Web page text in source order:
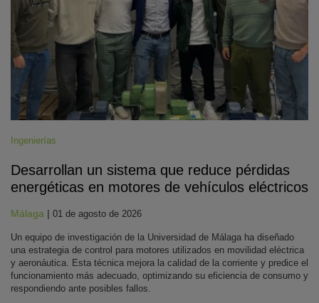
Ingenierías
Desarrollan un sistema que reduce pérdidas
energéticas en motores de vehículos eléctricos
Málaga | 01 de agosto de 2026
Un equipo de investigación de la Universidad de Málaga ha diseñado
una estrategia de control para motores utilizados en movilidad eléctrica
y aeronáutica. Esta técnica mejora la calidad de la corriente y predice el
funcionamiento más adecuado, optimizando su eficiencia de consumo y
respondiendo ante posibles fallos.